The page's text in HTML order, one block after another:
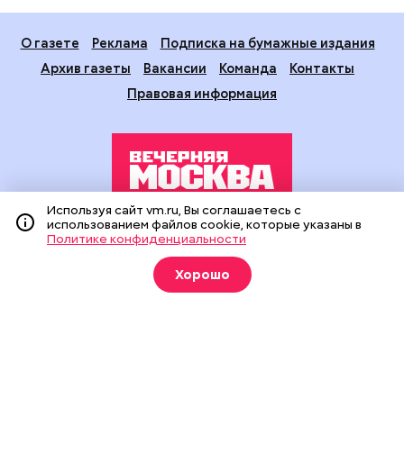
О газете Реклама
Подписка на бумажные издания
Архив газеты
Вакансии Команда
Контакты
Правовая информация
Издание создано при финансовой поддержке Департамента
средств массовой информации и рекламы города Москвы.
На сайте применяются рекомендательные технологии
(информационные технологии предоставления информации
на основе сбора, систематизации и анализа сведений,
Используя сайт vm.ru, Вы соглашаетесь с
использованием файлов cookie, которые указаны в
Политике конфиденциальности
Хорошо